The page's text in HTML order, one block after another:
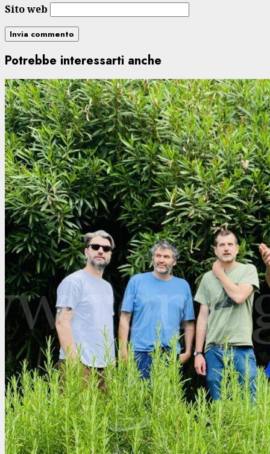
Sito web
Potrebbe interessarti anche